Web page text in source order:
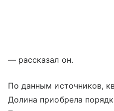
— рассказал он.
По данным источников,
Долина приобрела